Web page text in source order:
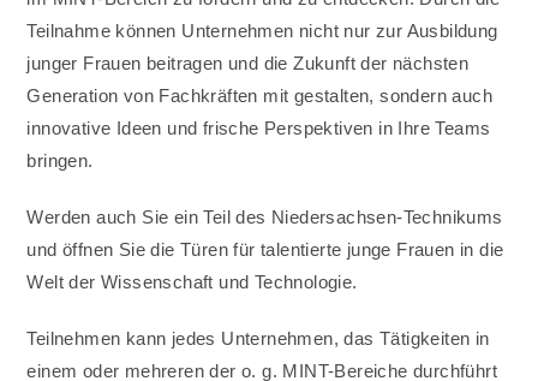
Teilnahme können Unternehmen nicht nur zur Ausbildung
junger Frauen beitragen und die Zukunft der nächsten
Generation von Fachkräften mit gestalten, sondern auch
innovative Ideen und frische Perspektiven in Ihre Teams
bringen.
Werden auch Sie ein Teil des Niedersachsen-Technikums
und öffnen Sie die Türen für talentierte junge Frauen in die
Welt der Wissenschaft und Technologie.
Teilnehmen kann jedes Unternehmen, das Tätigkeiten in
einem oder mehreren der o. g. MINT-Bereiche durchführt